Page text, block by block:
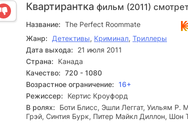
Квартирантка фильм (2011)
Название: The Perfect Roommate
Жанр: Детективы, Криминал, Триллеры
Дата выхода:
21 июля 2011
Страна:
Канада
Качество: 720 - 1080
Возрастное ограничение: 16+
Режиссер:
Кертис Кроуфорд
В ролях:
Боти Блисс, Эшли Леггат, Уильям
Грэй, Синтия Бурк, Питер Майкл Диллон, Шон